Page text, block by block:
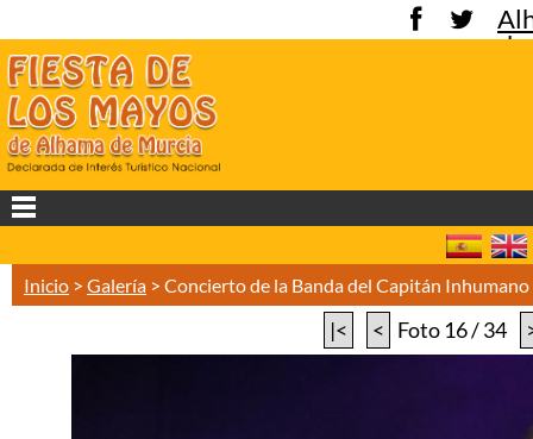
de
Inicio > Galería > Concierto de la Banda del Capitán
|< < Foto 16 / 34